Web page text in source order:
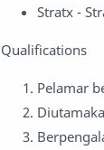
Stratx -
Qualifications
Pelamar